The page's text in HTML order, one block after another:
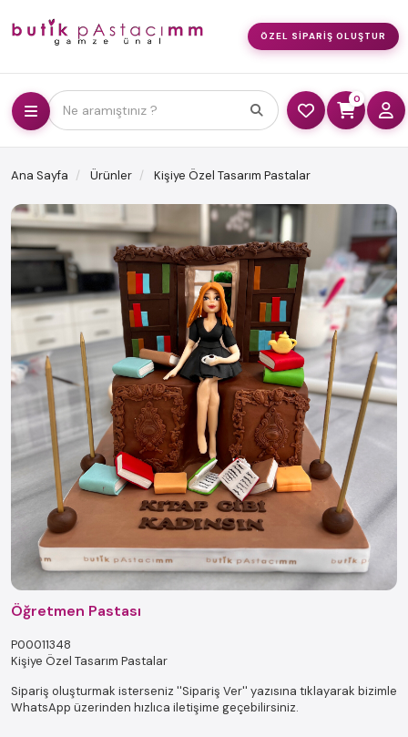
ÖZEL SIPARIŞ OLUŞTUR
Ne aramıştınız ?
0
Ana Sayfa Ürünler Kişiye Özel Tasarım Pastalar
Öğretmen Pastası
P00011348
Kişiye Özel Tasarım Pastalar
Sipariş oluşturmak isterseniz ''Sipariş Ver'' yazısına tıklayarak bizimle
WhatsApp üzerinden hızlıca iletişime geçebilirsiniz.